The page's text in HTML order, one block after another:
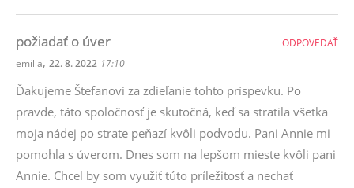
požiadať o úver
emilia, 22. 8. 2022 17:10
Ďakujeme Štefanovi za zdieľanie tohto príspevku. Po
pravde, táto spoločnosť je skutočná, keď sa stratila všetka
moja nádej po strate peňazí kvôli podvodu. Pani Annie mi
pomohla s úverom. Dnes som na lepšom mieste kvôli pani
Annie. Chcel by som využiť túto príležitosť a nechať
ODPOVEDAŤ